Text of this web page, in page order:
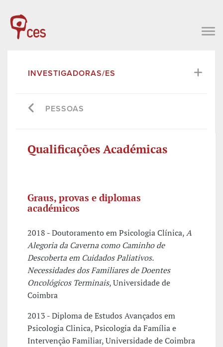
INVESTIGADORAS/ES
PESSOAS
Qualificações Académicas
Graus, provas e diplomas
académicos
2018 - Doutoramento em Psicologia Clínica,A
Alegoria da Caverna como Caminho de
Descoberta em Cuidados Paliativos.
Necessidades dos Familiares de Doentes
Oncológicos Terminais, Universidade de
Coimbra
2013 - Diploma de Estudos Avançados em
Psicologia Clinica, Psicologia da Família e
Intervenção Familiar, Universidade de Coimbra